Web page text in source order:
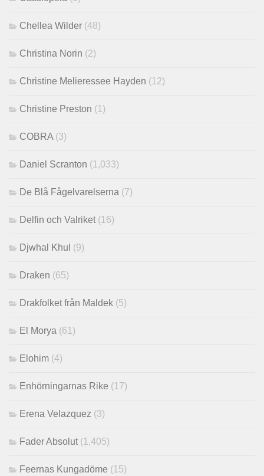
Chellea Wilder (48)
Christina Norin (2)
Christine Melieressee Hayden (12)
Christine Preston (1)
COBRA (3)
Daniel Scranton (1,033)
De Blå Fågelvarelserna (7)
Delfin och Valriket (16)
Djwhal Khul (9)
Draken (65)
Drakfolket från Maldek (5)
El Morya (61)
Elohim (4)
Enhörningarnas Rike (17)
Erena Velazquez (3)
Fader Absolut (1,405)
Feernas Kungadöme (15)